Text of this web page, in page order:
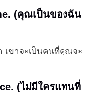
(คุณเป็นของฉัน
เขาจะเป็นคนที่คุณจะ
(ไม่มีใครแทนที่